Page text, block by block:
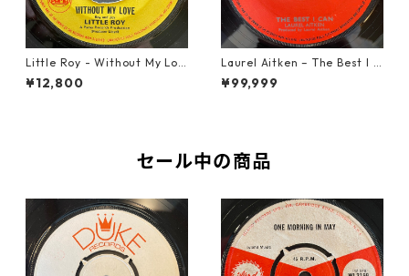
Little Roy - Without My Lov
e【7-21990】
¥12,800
Laurel Aitken ‎– The Best I C
an【7-22012】
¥99,999
セール中の商品